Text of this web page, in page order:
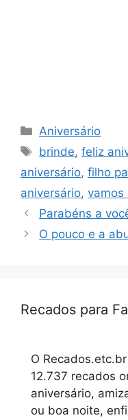
Categorias
Aniversário
Tags
brinde,feliz
aniversário, filho
aniversário, vamos
Parabéns a
O pouco e a
Recados para
O
12.737 recados
aniversário,
ou boa noite,